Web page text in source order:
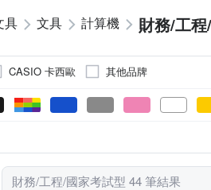
具 文具 計算機 財務/工
CASIO 卡西歐 其他品牌
財務/工程/國家考試型 44 筆結果